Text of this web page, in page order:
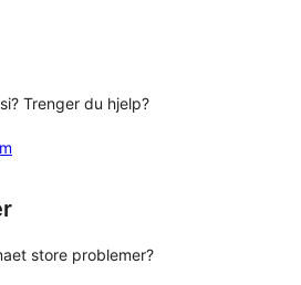
Trenger du hjelp?
store problemer?